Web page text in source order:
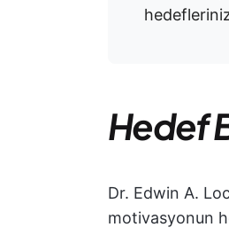
Hedef
Dr. Edwin A.
motivasyonun